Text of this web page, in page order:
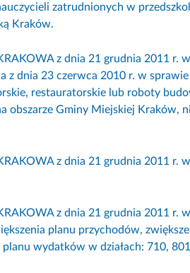
zatrudnionych w
Kraków.
z dnia 21 grudnia 2011 r.
dnia 23 czerwca 2010 r. w sprawie
restauratorskie lub roboty
obszarze Gminy Miejskiej Kraków,
z dnia 21 grudnia 2011 r.
z dnia 21 grudnia 2011 r.
planu przychodów,
wydatków w działach: 710,